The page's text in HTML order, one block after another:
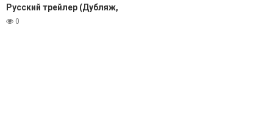
Русский трейлер (Дубляж,
2026)
0